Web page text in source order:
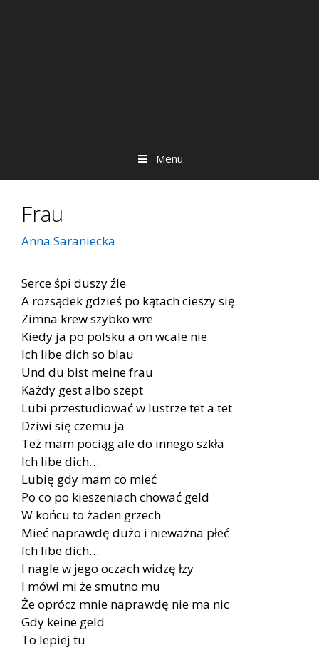
Menu
Frau
Anna Saraniecka
Serce śpi duszy źle
A rozsądek gdzieś po kątach cieszy się
Zimna krew szybko wre
Kiedy ja po polsku a on wcale nie
Ich libe dich so blau
Und du bist meine frau
Każdy gest albo szept
Lubi przestudiować w lustrze tet a tet
Dziwi się czemu ja
Też mam pociąg ale do innego szkła
Ich libe dich…
Lubię gdy mam co mieć
Po co po kieszeniach chować geld
W końcu to żaden grzech
Mieć naprawdę dużo i nieważna płeć
Ich libe dich…
I nagle w jego oczach widzę łzy
I mówi mi że smutno mu
Że oprócz mnie naprawdę nie ma nic
Gdy keine geld
To lepiej tu